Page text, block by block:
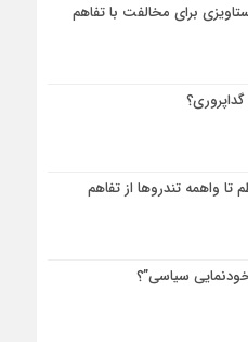
برای مخالفت با تفاهم
تا واهمه تندروها از تفاهم
سیاسی”؟